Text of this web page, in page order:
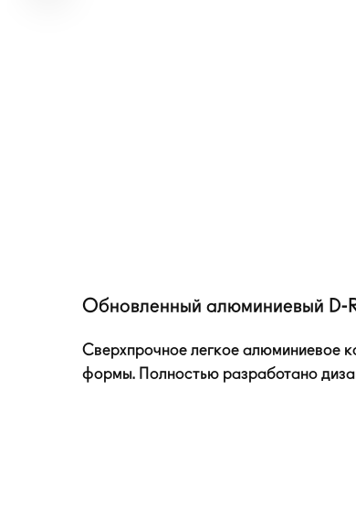
Обновленный алюминиевый D-
Сверхпрочное легкое алюминиевое
формы. Полностью разработано